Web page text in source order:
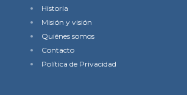
Historia
Misión y visión
Quiénes somos
Contacto
Política de Privacidad